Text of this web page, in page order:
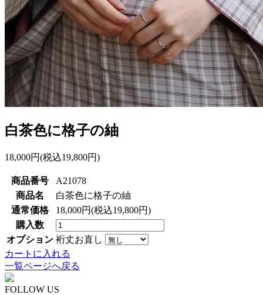
白茶色に格子の紬
18,000円(税込19,800円)
商品番号
A21078
商品名
白茶色に格子の紬
通常価格
18,000円(税込19,800円)
購入数
オプション 裄丈お直し
カートに入れる
一覧ページへ戻る
FOLLOW US